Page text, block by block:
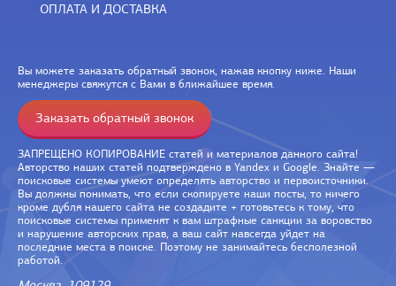
ОПЛАТА И ДОСТАВКА
Вы можете заказать обратный звонок, нажав кнопку ниже. Наши
менеджеры свяжутся с Вами в ближайшее время.
Заказать обратный звонок
ЗАПРЕЩЕНО КОПИРОВАНИЕ статей и материалов данного сайта!
Авторство наших статей подтверждено в Yandex и Google. Знайте —
поисковые системы умеют определять авторство и первоисточники.
Вы должны понимать, что если скопируете наши посты, то ничего
кроме дубля нашего сайта не создадите + готовьтесь к тому, что
поисковые системы применят к вам штрафные санкции за воровство
и нарушение авторских прав, а ваш сайт навсегда уйдет на
последние места в поиске. Поэтому не занимайтесь бесполезной
работой.